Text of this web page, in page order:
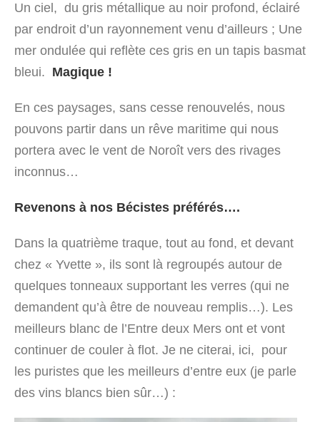
Un ciel, du gris métallique au noir profond, éclairé
par endroit d’un rayonnement venu d’ailleurs ; Une
mer ondulée qui reflète ces gris en un tapis basmat
bleui. Magique !
En ces paysages, sans cesse renouvelés, nous
pouvons partir dans un rêve maritime qui nous
portera avec le vent de Noroît vers des rivages
inconnus…
Revenons à nos Bécistes préférés….
Dans la quatrième traque, tout au fond, et devant
chez « Yvette », ils sont là regroupés autour de
quelques tonneaux supportant les verres (qui ne
demandent qu’à être de nouveau remplis…). Les
meilleurs blanc de l’Entre deux Mers ont et vont
continuer de couler à flot. Je ne citerai, ici, pour
les puristes que les meilleurs d’entre eux (je parle
des vins blancs bien sûr…) :